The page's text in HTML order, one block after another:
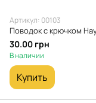
Артикул: 00103
30.00 грн
В наличии
Купить